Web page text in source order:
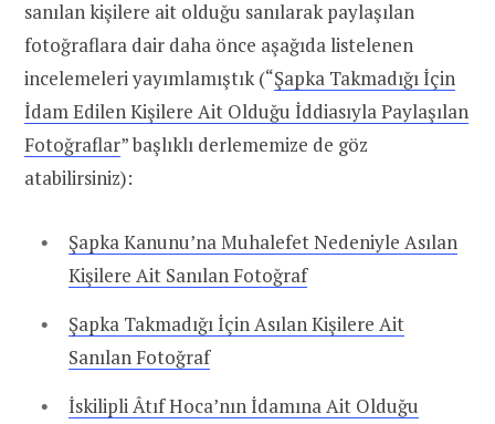
sanılan kişilere ait olduğu sanılarak paylaşılan
fotoğraflara dair daha önce aşağıda listelenen
incelemeleri yayımlamıştık (“Şapka Takmadığı İçin
İdam Edilen Kişilere Ait Olduğu İddiasıyla Paylaşılan
Fotoğraflar” başlıklı derlememize de göz
atabilirsiniz):
Şapka Kanunu’na Muhalefet Nedeniyle Asılan
Kişilere Ait Sanılan Fotoğraf
Şapka Takmadığı İçin Asılan Kişilere Ait
Sanılan Fotoğraf
İskilipli Âtıf Hoca’nın İdamına Ait Olduğu